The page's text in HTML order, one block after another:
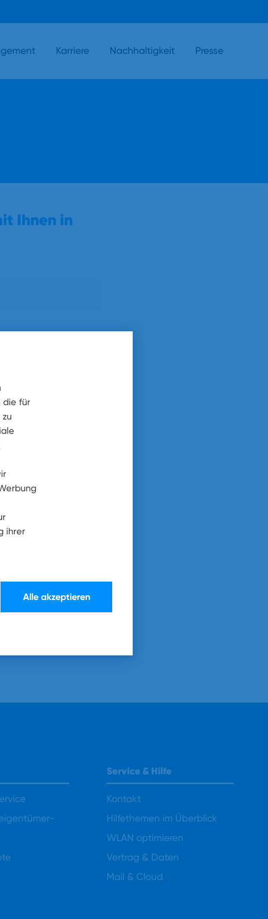
die für
ihrer
Alle akzeptieren
Karriere Nachhaltigkeit Presse
Ihnen in
Service & Hilfe
Kontakt
Hilfethemen im Überblick
WLAN optimieren
Vertrag & Daten
Mail & Cloud